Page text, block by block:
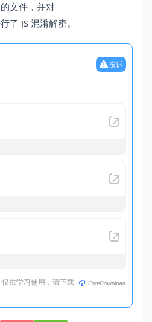
文件，并对
JS 混淆解密。
投诉
供学习使用，请下载